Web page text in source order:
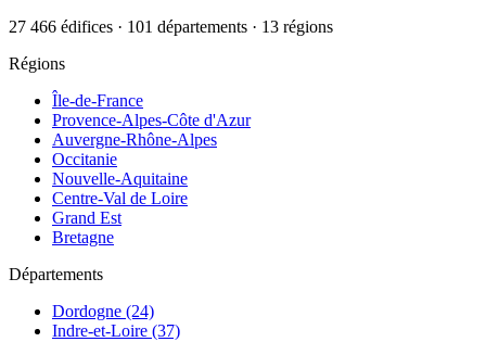
27 466 édifices · 101 départements · 13 régions
Régions
Île-de-France
Provence-Alpes-Côte d'Azur
Auvergne-Rhône-Alpes
Occitanie
Nouvelle-Aquitaine
Centre-Val de Loire
Grand Est
Bretagne
Départements
Dordogne (24)
Indre-et-Loire (37)